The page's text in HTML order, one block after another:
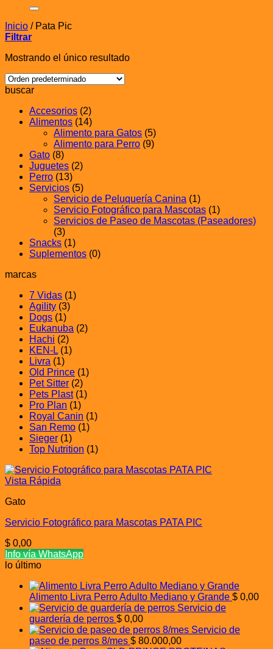
Inicio /Pata Pic
Filtrar
Mostrando el único resultado
buscar
Accesorios (2)
Alimentos (14)
Alimento para Gatos (5)
Alimento para Perro (9)
Gato (8)
Juguetes (2)
Perro (13)
Servicios (5)
Servicio de Peluquería Canina (1)
Servicio Fotográfico para Mascotas (1)
Servicios de Paseo de Mascotas (Paseadores)
(3)
Snacks (1)
Suplementos (0)
marcas
7 Vidas (1)
Agility (3)
Dogs (1)
Eukanuba (2)
Hachi (2)
KEN-L (1)
Livra (1)
Old Prince (1)
Pet Sitter (2)
Pets Plast (1)
Pro Plan (1)
Royal Canin (1)
San Remo (1)
Sieger (1)
Top Nutrition (1)
Vista Rápida
Gato
Servicio Fotográfico para Mascotas PATA PIC
$ 0,00
Info vía WhatsApp
lo último
Alimento Livra Perro Adulto Mediano y Grande $ 0,00
Servicio de
guardería de perros $ 0,00
Servicio de
paseo de perros 8/mes $ 80.000,00